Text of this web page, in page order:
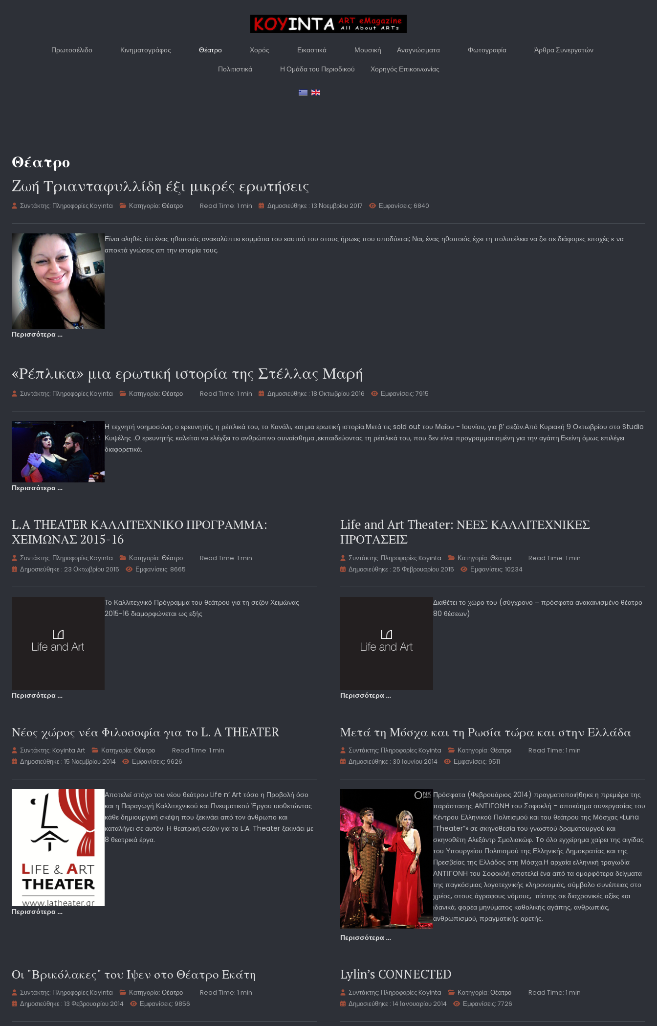
Πρωτοσέλιδο Κινηματογράφος Θέατρο Χορός Εικαστικά Μουσική Αναγνώσματα Φωτογραφία Άρθρα Συνεργατών
Πολιτιστικά Η Ομάδα του Περιοδικού Χορηγός Επικοινωνίας
Θέατρο
Zωή Τριανταφυλλίδη έξι μικρές ερωτήσεις
Συντάκτης: Πληροφορίες Koyinta Κατηγορία:Θέατρο Read Time: 1 min Δημοσιεύθηκε : 13 Νοεμβρίου 2017 Εμφανίσεις: 6840
Είναι αληθές ότι ένας ηθοποιός ανακαλύπτει κομμάτια του εαυτού του στους ήρωες που υποδύεται; Ναι, ένας ηθοποιός έχει τη πολυτέλεια να ζει σε διάφορες εποχές κ να
αποκτά γνώσεις απ την ιστορία τους.
Περισσότερα …
«Ρέπλικα» μια ερωτική ιστορία της Στέλλας Μαρή
Συντάκτης: Πληροφορίες Koyinta Κατηγορία:Θέατρο Read Time: 1 min Δημοσιεύθηκε : 18 Οκτωβρίου 2016 Εμφανίσεις: 7915
Η τεχνητή νοημοσύνη, ο ερευνητής, η ρέπλικά του, το Κανάλι, και μια ερωτική ιστορία.Μετά τις sold out του Μαΐου - Ιουνίου, για β’ σεζόν.Από Κυριακή 9 Οκτωβρίου στο Studio
Κυψέλης .Ο ερευνητής καλείται να ελέγξει το ανθρώπινο συναίσθημα ,εκπαιδεύοντας τη ρέπλικά του, που δεν είναι προγραμματισμένη για την αγάπη.Εκείνη όμως επιλέγει
διαφορετικά.
Περισσότερα …
L.A THEATER ΚΑΛΛΙΤΕΧΝΙΚΟ ΠΡΟΓΡΑΜΜΑ:
ΧΕΙΜΩΝΑΣ 2015-16
Συντάκτης: Πληροφορίες Koyinta Κατηγορία:Θέατρο
Read Time: 1 min
Δημοσιεύθηκε : 23 Οκτωβρίου 2015
Εμφανίσεις: 8665
Το Καλλιτεχνικό Πρόγραμμα του θεάτρου για τη σεζόν Χειμώνας
2015-16 διαμορφώνεται ως εξής
Περισσότερα …
Life and Art Theater: ΝΕΕΣ ΚΑΛΛΙΤΕΧΝΙΚΕΣ
ΠΡΟΤΑΣΕΙΣ
Συντάκτης: Πληροφορίες Koyinta Κατηγορία:Θέατρο
Read Time: 1 min
Δημοσιεύθηκε : 25 Φεβρουαρίου 2015
Εμφανίσεις: 10234
Διαθέτει το χώρο του (σύγχρονο – πρόσφατα ανακαινισμένο θέατρο
80 θέσεων)
Περισσότερα …
Νέος χώρος νέα Φιλοσοφία για το L. A THEATER
Συντάκτης: Koyinta Art Κατηγορία:Θέατρο
Read Time: 1 min
Δημοσιεύθηκε : 15 Νοεμβρίου 2014
Εμφανίσεις: 9626
Αποτελεί στόχο του νέου θεάτρου Life n’ Art τόσο η Προβολή όσο
και η Παραγωγή Καλλιτεχνικού και Πνευματικού Έργου υιοθετώντας
κάθε δημιουργική σκέψη που ξεκινάει από τον άνθρωπο και
καταλήγει σε αυτόν. Η θεατρική σεζόν για το L.A. Theater ξεκινάει με
8 θεατρικά έργα.
Περισσότερα …
Μετά τη Μόσχα και τη Ρωσία τώρα και στην Ελλάδα
Συντάκτης: Πληροφορίες Koyinta Κατηγορία:Θέατρο
Read Time: 1 min
Δημοσιεύθηκε : 30 Ιουνίου 2014
Εμφανίσεις: 9511
Πρόσφατα (Φεβρουάριος 2014) πραγματοποιήθηκε η πρεμιέρα της
παράστασης ΑΝΤΙΓΟΝΗ του Σοφοκλή – αποκύημα συνεργασίας του
Κέντρου Ελληνικού Πολιτισμού και του θεάτρου της Μόσχας «Luna
“Theater”» σε σκηνοθεσία του γνωστού δραματουργού και
σκηνοθέτη Αλεξάντρ Σμολιακώφ. To όλο εγχείρημα χαίρει της αιγίδας
του Υπουργείου Πολιτισμού της Ελληνικής Δημοκρατίας και της
Πρεσβείας της Ελλάδος στη Μόσχα.Η αρχαία ελληνική τραγωδία
ΑΝΤΙΓΟΝΗ του Σοφοκλή αποτελεί ένα από τα ομορφότερα δείγματα
της παγκόσμιας λογοτεχνικής κληρονομιάς, σύμβολο συνέπειας στο
χρέος, στους άγραφους νόμους, πίστης σε διαχρονικές αξίες και
ιδανικά, φορέα μηνύματος καθολικής αγάπης, ανθρωπιάς,
ανθρωπισμού, πραγματικής αρετής.
Περισσότερα …
Οι "Βρικόλακες" του Ίψεν στο Θέατρο Εκάτη
Συντάκτης: Πληροφορίες Koyinta Κατηγορία:Θέατρο
Read Time: 1 min
Δημοσιεύθηκε : 13 Φεβρουαρίου 2014
Εμφανίσεις: 9856
Lylin’s CONNECTED
Συντάκτης: Πληροφορίες Koyinta Κατηγορία:Θέατρο
Read Time: 1 min
Δημοσιεύθηκε : 14 Ιανουαρίου 2014
Εμφανίσεις: 7726